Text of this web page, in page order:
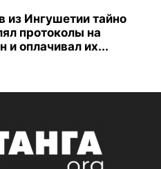
из Ингушетии тайно
протоколы на
и оплачивал их...